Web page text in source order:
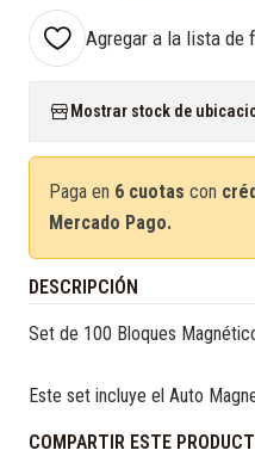
Agregar a la lista de
Mostrar stock de
Paga en 6 cuotas con
Mercado Pago.
DESCRIPCIÓN
Set de 100 Bloques
Este set incluye el Auto
COMPARTIR ESTE